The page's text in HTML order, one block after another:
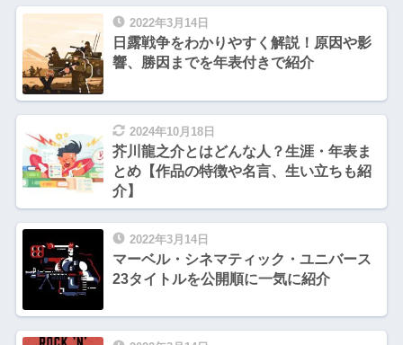
2022年3月14日
日露戦争をわかりやすく解説！原因や影
響、勝因までを年表付きで紹介
2024年10月18日
芥川龍之介とはどんな人？生涯・年表ま
とめ【作品の特徴や名言、生い立ちも紹
介】
2022年3月14日
マーベル・シネマティック・ユニバース
23タイトルを公開順に一気に紹介